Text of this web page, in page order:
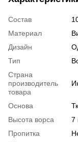
Состав
Материал
Дизайн
Тип
Страна
производитель
товара
Основа
Высота ворса
7
Пропитка